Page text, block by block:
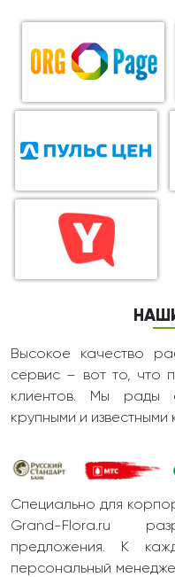
Высокое качество
сервис – вот то, что
клиентов. Мы рады
крупными и известными
Специально для
Grand-Flora.ru
предложения. К
персональный